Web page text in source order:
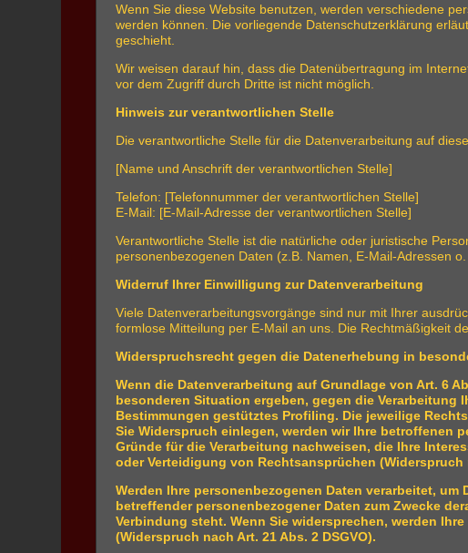
Wenn Sie diese Website benutzen, werden verschiedene
werden können. Die vorliegende Datenschutzerklärung
geschieht.
Wir weisen darauf hin, dass die Datenübertragung im
vor dem Zugriff durch Dritte ist nicht möglich.
Hinweis zur verantwortlichen Stelle
Die verantwortliche Stelle für die Datenverarbeitung auf
[Name und Anschrift der verantwortlichen Stelle]
Telefon: [Telefonnummer der verantwortlichen Stelle]
E-Mail: [E-Mail-Adresse der verantwortlichen Stelle]
Verantwortliche Stelle ist die natürliche oder juristische
personenbezogenen Daten (z.B. Namen, E-Mail-Adressen o.
Widerruf Ihrer Einwilligung zur Datenverarbeitung
Viele Datenverarbeitungsvorgänge sind nur mit Ihrer
formlose Mitteilung per E-Mail an uns. Die Rechtmäßigkeit
Widerspruchsrecht gegen die Datenerhebung in
Wenn die Datenverarbeitung auf Grundlage von Art. 6
besonderen Situation ergeben, gegen die
Bestimmungen gestütztes Profiling. Die jeweilige
Sie Widerspruch einlegen, werden wir Ihre betroffenen
Gründe für die Verarbeitung nachweisen, die Ihre
oder Verteidigung von Rechtsansprüchen (Widerspruch
Werden Ihre personenbezogenen Daten verarbeitet,
betreffender personenbezogener Daten zum Zwecke
Verbindung steht. Wenn Sie widersprechen, werden
(Widerspruch nach Art. 21 Abs. 2 DSGVO).